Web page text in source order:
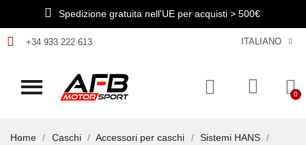
Spedizione gratuita nell'UE per acquisti > 500€
+34 933 222 613 ITALIANO
Home Caschi Accessori per caschi
Sistemi HANS